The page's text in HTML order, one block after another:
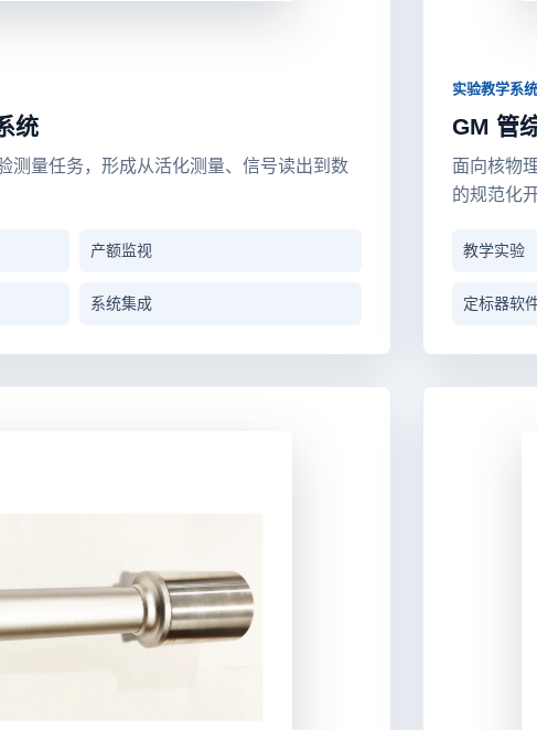
统
测量任务，形成从活化测量、信号读出到数
产额监视
系统集成
实验教学系统
GM 管
面向核物
的规范化
教学实验
定标器软